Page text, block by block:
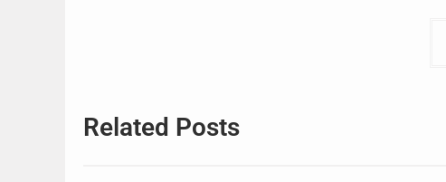
Related Posts